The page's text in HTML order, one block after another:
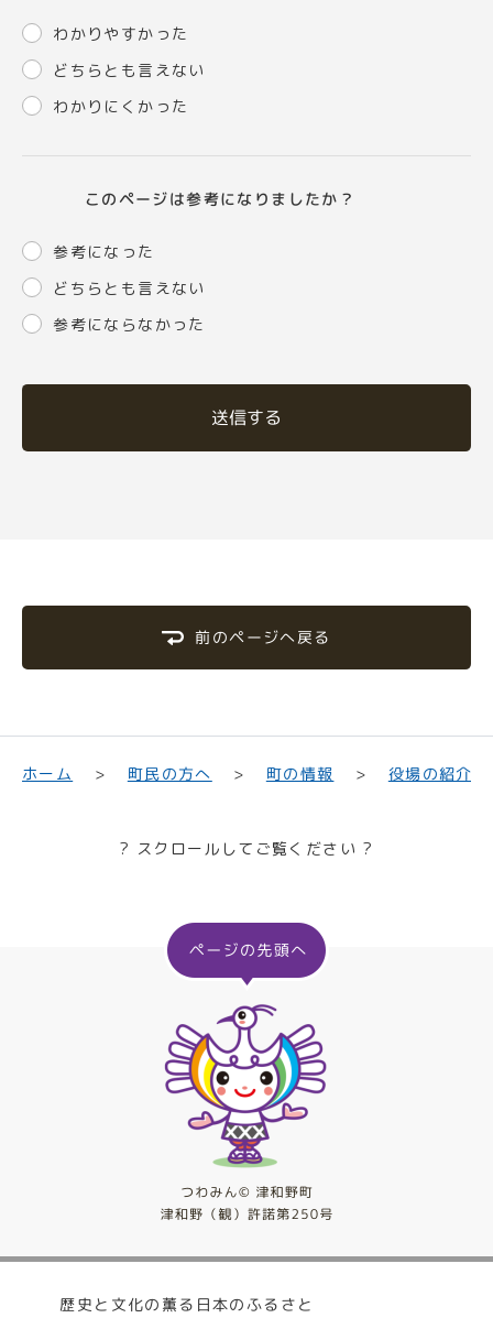
わかりやすかった
どちらとも言えない
わかりにくかった
このページは参考になりましたか？
参考になった
どちらとも言えない
参考にならなかった
送信する
前のページへ戻る
ホーム 町民の方へ 町の情報 役場の紹介
? スクロールしてご覧ください ?
歴史と文化の薫る日本のふるさと